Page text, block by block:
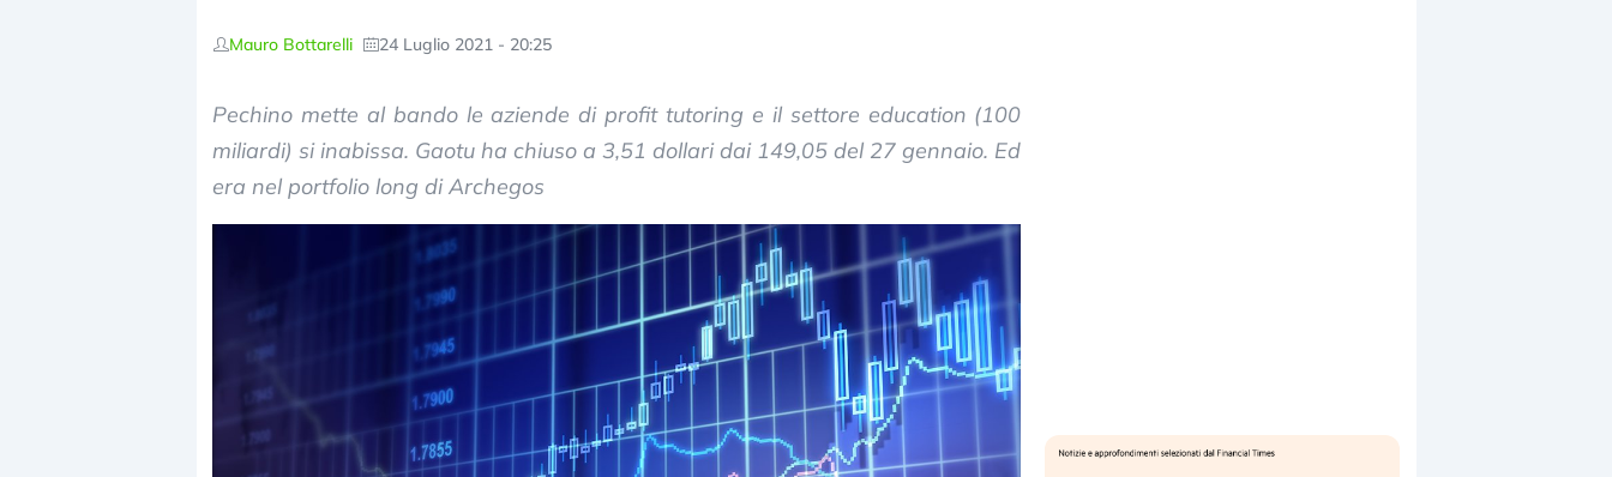
Mauro Bottarelli 24 Luglio 2021 - 20:25
Pechino mette al bando le aziende di profit tutoring e il settore education (100
miliardi) si inabissa. Gaotu ha chiuso a 3,51 dollari dai 149,05 del 27 gennaio. Ed
era nel portfolio long di Archegos